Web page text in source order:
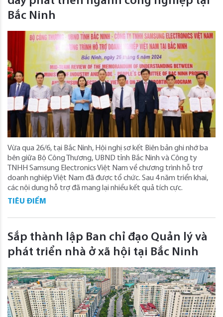
Bắc Ninh
Vừa qua 26/6, tại Bắc Ninh, Hội nghị sơ kết Biên bản ghi nhớ ba
bên giữa Bộ Công Thương, UBND tỉnh Bắc Ninh và Công ty
TNHH Samsung Electronics Việt Nam về chương trình hỗ trợ
doanh nghiệp Việt Nam đã được tổ chức. Sau 4 năm triển khai,
các nội dung hỗ trợ đã mang lại nhiều kết quả tích cực.
TIÊU ĐIỂM
Sắp thành lập Ban chỉ đạo Quản lý và
phát triển nhà ở xã hội tại Bắc Ninh